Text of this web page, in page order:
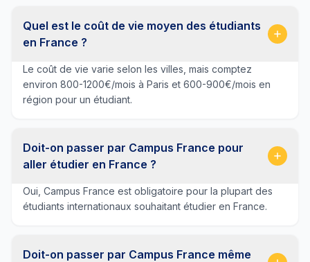
Quel est le coût de vie moyen des étudiants
en France ?
Le coût de vie varie selon les villes, mais comptez
environ 800-1200€/mois à Paris et 600-900€/mois en
région pour un étudiant.
Doit-on passer par Campus France pour
aller étudier en France ?
Oui, Campus France est obligatoire pour la plupart des
étudiants internationaux souhaitant étudier en France.
Doit-on passer par Campus France même